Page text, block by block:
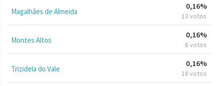
Magalhães de Almeida
0,16%
13 votos
Montes Altos
0,16%
8 votos
Trizidela do Vale
0,16%
18 votos